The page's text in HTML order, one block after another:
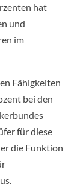
hat
und
im
Fähigkeiten
bei den
für diese
die Funktion